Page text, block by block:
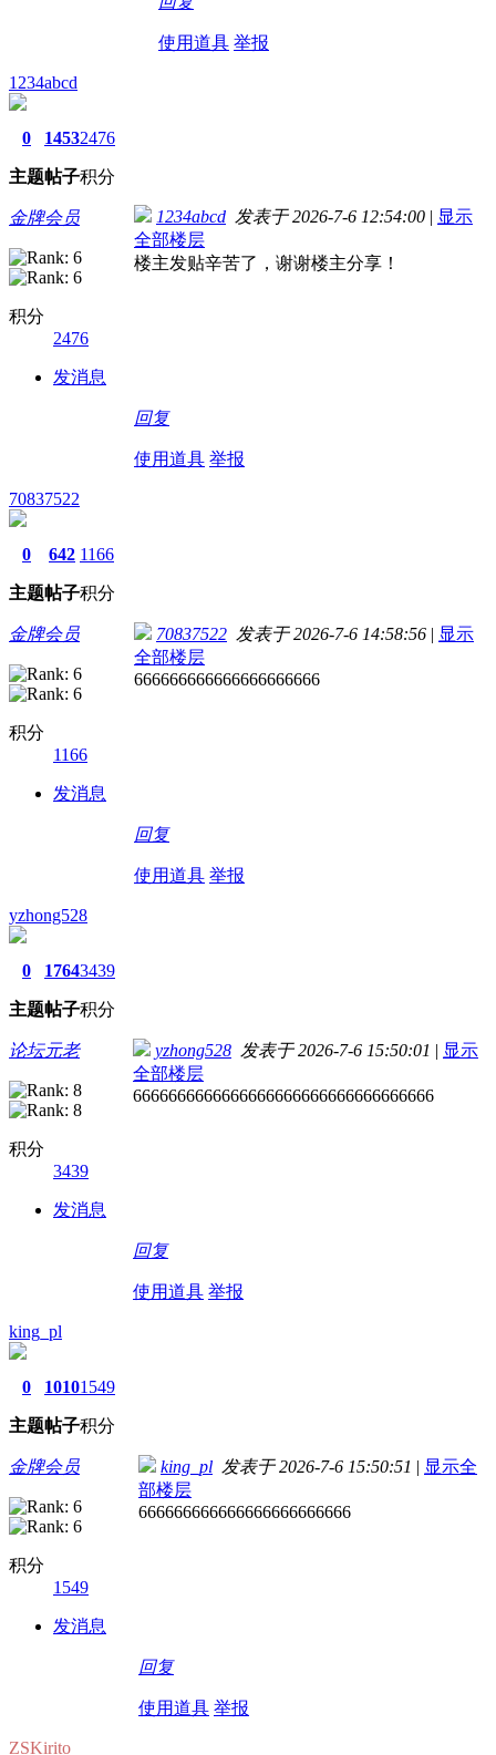
使用道具 举报
1234abcd
0
主题
1453
帖子
2476
积分
金牌会员
积分
2476
发消息
1234abcd 发表于 2026-7-6 12:54:00 | 显示
全部楼层
楼主发贴辛苦了，谢谢楼主分享！
回复
使用道具 举报
70837522
0
主题
642
帖子
1166
积分
金牌会员
积分
1166
发消息
70837522 发表于 2026-7-6 14:58:56 | 显示
全部楼层
666666666666666666666
回复
使用道具 举报
yzhong528
0
主题
1764
帖子
3439
积分
论坛元老
积分
3439
发消息
yzhong528 发表于 2026-7-6 15:50:01 | 显示
全部楼层
6666666666666666666666666666666666
回复
使用道具 举报
king_pl
0
主题
1010
帖子
1549
积分
金牌会员
积分
1549
发消息
king_pl 发表于 2026-7-6 15:50:51 | 显示全
部楼层
666666666666666666666666
回复
使用道具 举报
ZSKirito